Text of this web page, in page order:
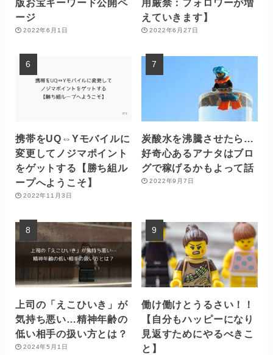
ージ
2022年6月1日
えていきます】
2022年6月27日
携帯をUQ⇔Yモバイルに
変更してノジマポイント
をゲットする【勝ち組ル
ープへようこそ】
2022年11月3日
炭酸水を沸騰させたら…
好奇心あるアナタはブロ
グで稼げるかもよって話
2022年9月7日
上司の「えこひいき」が
気持ち悪い…精神年齢の
低い相手の扱い方とは？
2024年5月1日
働け働けとうるさい！！
【自分もハッピーになり
見返すためにやるべきこ
と】